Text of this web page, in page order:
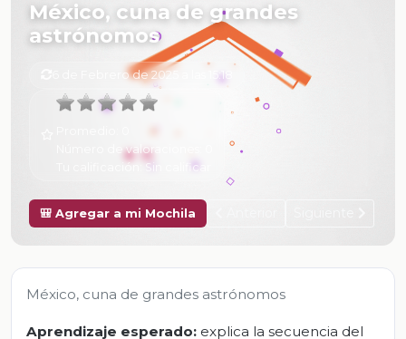
México, cuna de grandes
astrónomos
6 de Febrero de 2025 a las 15:18
Número de valoraciones:
Tu calificación: Sin calificar
🎒 Agregar a mi Mochila
México, cuna de grandes astrónomos
Aprendizaje esperado: explica la secuencia del